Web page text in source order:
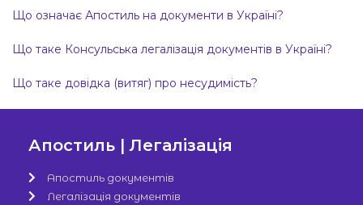
Що означає Апостиль на документи в Україні?
Що таке Консульська легалізація документів в Україні?
Що таке довідка (витяг) про несудимість?
Апостиль | Легалізація
Апостиль документів
Легалізація документів